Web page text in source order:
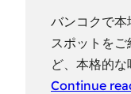
バンコクで
スポットを
ど、本格的
Continue